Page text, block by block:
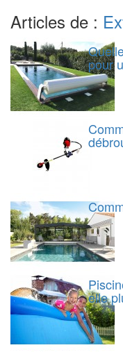
Articles de :
pour
elle